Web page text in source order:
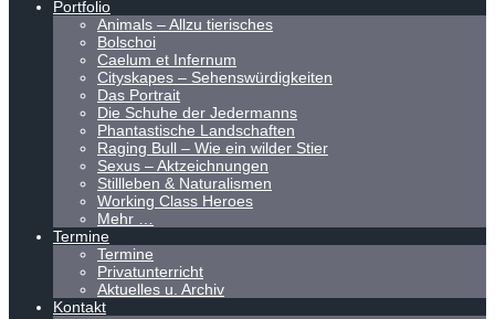
Portfolio
Animals – Allzu tierisches
Bolschoi
Caelum et Infernum
Cityskapes – Sehenswürdigkeiten
Das Portrait
Die Schuhe der Jedermanns
Phantastische Landschaften
Raging Bull – Wie ein wilder Stier
Sexus – Aktzeichnungen
Stillleben & Naturalismen
Working Class Heroes
Mehr …
Termine
Termine
Privatunterricht
Aktuelles u. Archiv
Kontakt